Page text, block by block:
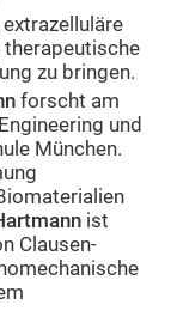
zu bringen.
forscht am
und
München.
ist
Clausen-